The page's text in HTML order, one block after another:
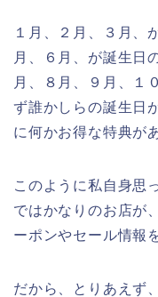
１月、２月、３月、
月、６月、が誕生日
月、８月、９月、１
ず誰かしらの誕生日
に何かお得な特典が
このように私自身思
ではかなりのお店が
ーポンやセール情報
だから、とりあえず